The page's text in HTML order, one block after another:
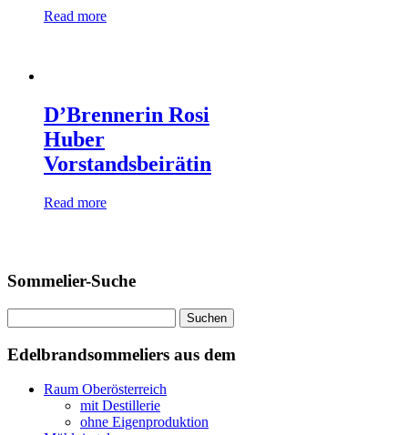
Read more
D’Brennerin Rosi
Huber
Vorstandsbeirätin
Read more
Sommelier-Suche
nach:
Edelbrandsommeliers aus dem
Raum Oberösterreich
mit Destillerie
ohne Eigenproduktion